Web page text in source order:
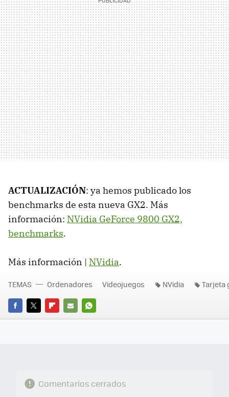
ACTUALIZACIÓN: ya hemos publicado los
benchmarks de esta nueva GX2. Más
información: NVidia GeForce 9800 GX2,
benchmarks.
Más información | NVidia.
FACEBOOK
TWITTERFLIPBOARD
E-
WHATSAPP
TEMAS Ordenadores Videojuegos NVidia Tarjeta
Comentarios cerrados